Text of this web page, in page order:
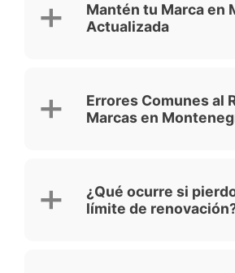
Mantén tu Marca en
Actualizada
Errores Comunes al
Marcas en
¿Qué ocurre si
límite de